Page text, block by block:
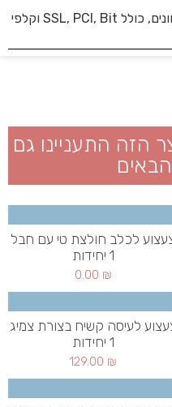
הזה התעניינו גם
לכלב חולצת טי עם חבל
1 יחידות
0.00 ₪
לעיסה קשיח בצורת צמיג
1 יחידות
129.00 ₪